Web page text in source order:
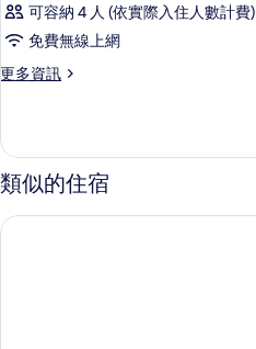
可容納 4 人 (依實際入住人數計費)
免費無線上網
更多資訊
更
的
詳
情
類似的住宿
宜必思香港中上環酒店